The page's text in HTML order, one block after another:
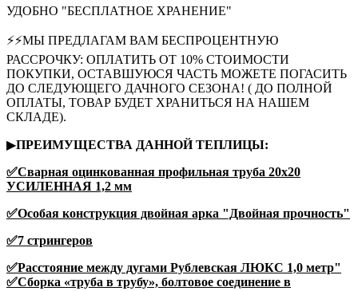
УДОБНО "БЕСПЛАТНОЕ ХРАНЕНИЕ"
⚡⚡МЫ ПРЕДЛАГАМ ВАМ БЕСПРОЦЕНТНУЮ
РАССРОЧКУ: ОПЛАТИТЬ ОТ 10% СТОИМОСТИ
ПОКУПКИ, ОСТАВШУЮСЯ ЧАСТЬ МОЖЕТЕ ПОГАСИТЬ
ДО СЛЕДУЮЩЕГО ДАЧНОГО СЕЗОНА! ( ДО ПОЛНОЙ
ОПЛАТЫ, ТОВАР БУДЕТ ХРАНИТЬСЯ НА НАШЕМ
СКЛАДЕ).
▶ПРЕИМУЩЕСТВА ДАННОЙ ТЕПЛИЦЫ:
✅Сварная оцинкованная профильная труба 20х20
УСИЛЕННАЯ 1,2 мм
✅Особая конструкция двойная арка "Двойная прочность"
✅7 стрингеров
✅Расстояние между дугами Рублевская ЛЮКС 1,0 метр"
✅Сборка «труба в трубу», болтовое соединение в